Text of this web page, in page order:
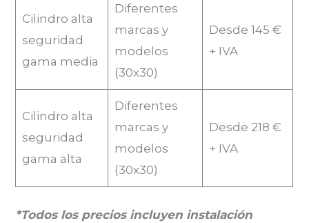
Cilindro alta
seguridad
gama media
Diferentes
marcas y
modelos
(30x30)
Desde 145 €
+ IVA
Cilindro alta
seguridad
gama alta
Diferentes
marcas y
modelos
(30x30)
Desde 218 €
+ IVA
*Todos los precios incluyen instalación